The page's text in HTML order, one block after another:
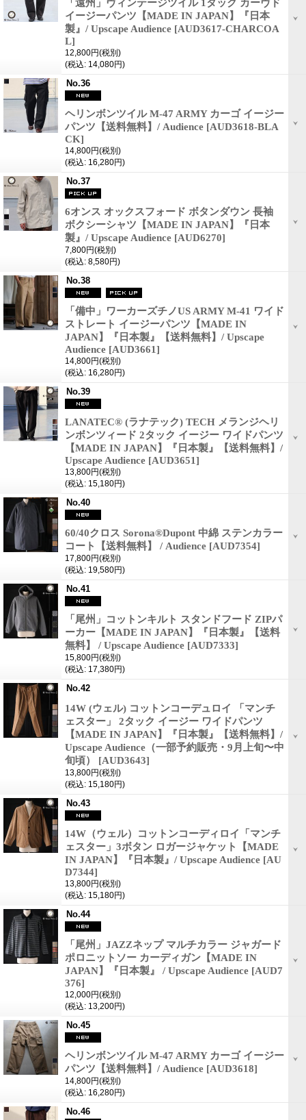
「遠州」ヴィンテージツイル 1タック カーヴド
イージーパンツ【MADE IN JAPAN】『日本
製』/ Upscape Audience [AUD3617-CHARCOA
L]
12,800円(税別)
(税込: 14,080円)
No.36
ヘリンボンツイル M-47 ARMY カーゴ イージー
パンツ【送料無料】/ Audience [AUD3618-BLA
CK]
14,800円(税別)
(税込: 16,280円)
No.37
6オンス オックスフォード ボタンダウン 長袖
ボクシーシャツ【MADE IN JAPAN】『日本
製』/ Upscape Audience [AUD6270]
7,800円(税別)
(税込: 8,580円)
No.38
「備中」ワーカーズチノUS ARMY M-41 ワイド
ストレート イージーパンツ【MADE IN
JAPAN】『日本製』【送料無料】/ Upscape
Audience [AUD3661]
14,800円(税別)
(税込: 16,280円)
No.39
LANATEC® (ラナテック) TECH メランジヘリ
ンボンツィード 2タック イージー ワイドパンツ
【MADE IN JAPAN】『日本製』【送料無料】/
Upscape Audience [AUD3651]
13,800円(税別)
(税込: 15,180円)
No.40
60/40クロス Sorona®Dupont 中綿 ステンカラー
コート【送料無料】 / Audience [AUD7354]
17,800円(税別)
(税込: 19,580円)
No.41
「尾州」コットンキルト スタンドフード ZIPパ
ーカー【MADE IN JAPAN】『日本製』【送料
無料】 / Upscape Audience [AUD7333]
15,800円(税別)
(税込: 17,380円)
No.42
14W (ウェル) コットンコーデュロイ 「マンチ
ェスター」 2タック イージー ワイドパンツ
【MADE IN JAPAN】『日本製』【送料無料】/
Upscape Audience（一部予約販売・9月上旬〜中
旬頃） [AUD3643]
13,800円(税別)
(税込: 15,180円)
No.43
14W（ウェル）コットンコーディロイ「マンチ
ェスター」3ボタン ロガージャケット【MADE
IN JAPAN】『日本製』/ Upscape Audience [AU
D7344]
13,800円(税別)
(税込: 15,180円)
No.44
「尾州」JAZZネップ マルチカラー ジャガード
ポロニットソー カーディガン【MADE IN
JAPAN】『日本製』 / Upscape Audience [AUD7
376]
12,000円(税別)
(税込: 13,200円)
No.45
ヘリンボンツイル M-47 ARMY カーゴ イージー
パンツ【送料無料】/ Audience [AUD3618]
14,800円(税別)
(税込: 16,280円)
No.46